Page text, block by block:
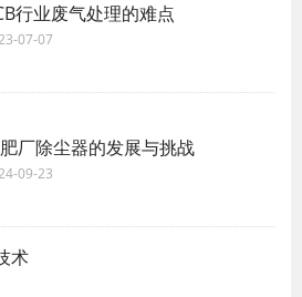
行业废气处理的难点
07-07
厂除尘器的发展与挑战
09-23
术